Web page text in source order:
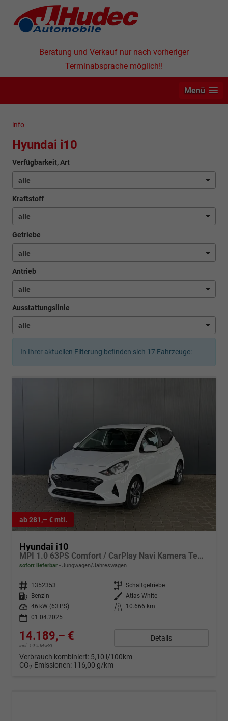
Beratung und Verkauf nur nach vorheriger
Terminabsprache möglich!!
Menü
info
Hyundai i10
Verfügbarkeit, Art
Kraftstoff
Getriebe
Antrieb
Ausstattungslinie
In Ihrer aktuellen Filterung befinden sich 17 Fahrzeuge:
ab 281,– € mtl.
Hyundai i10
MPI 1.0 63PS Comfort / CarPlay Navi Kamera Tempomat Alu 15''
sofort lieferbar Jungwagen/Jahreswagen
Fahrzeugnr. 1352353 Getriebe Schaltgetriebe
Kraftstoff
Benzin Außenfarbe Atlas White
Leistung
46 kW (63 PS) Kilometerstand
10.666 km
01.04.2025
14.189,– €
incl. 19% MwSt.
Details
Verbrauch kombiniert: 5,10 l/100km
CO2-Emissionen: 116,00 g/km